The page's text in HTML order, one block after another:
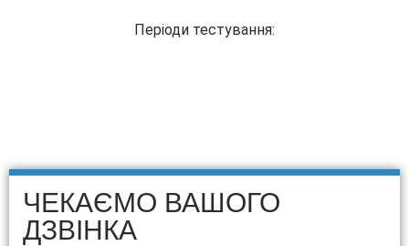
Періоди тестування:
ЧЕКАЄМО ВАШОГО
ДЗВІНКА